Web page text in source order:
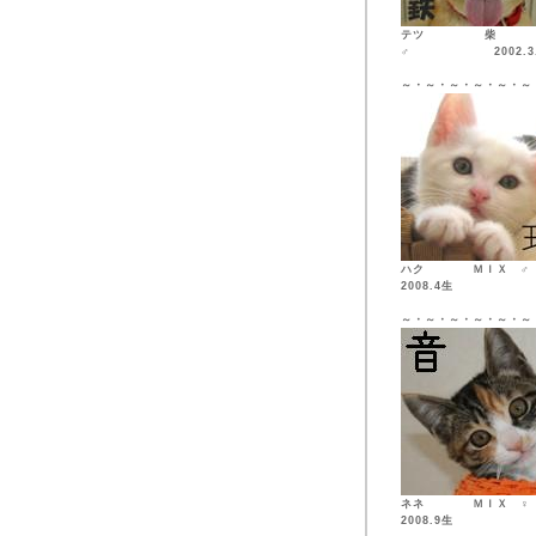
テツ 柴
♂
～・～・～・～・～・～
ハク ＭＩ
2008.4生
～・～・～・～・～・～
ネネ ＭＩ
2008.9生